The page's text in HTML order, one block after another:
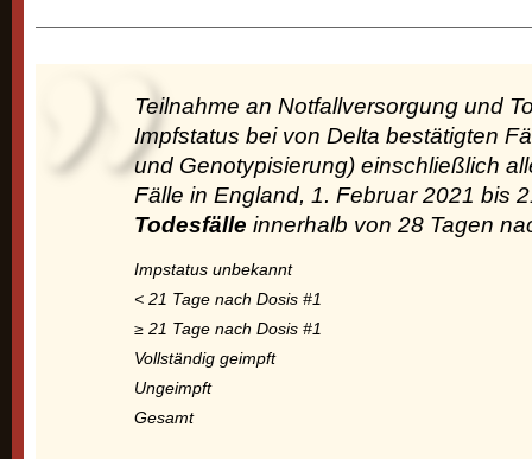
Teilnahme an Notfallversorgung und
Impfstatus bei von Delta bestätigten
und Genotypisierung) einschließlich
Fälle in England, 1. Februar 2021 bis
Todesfälle innerhalb von 28 Tagen
Impstatus unbekannt
< 21 Tage nach Dosis #1
≥ 21 Tage nach Dosis #1
Vollständig geimpft
Ungeimpft
Gesamt